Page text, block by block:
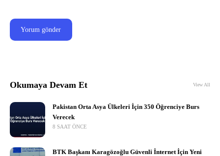
Okumaya Devam Et View All
Pakistan Orta Asya Ülkeleri İçin 350 Öğrenciye Burs
Verecek
8 SAAT ÖNCE
BTK Başkanı Karagözoğlu Güvenli İnternet İçin Yeni